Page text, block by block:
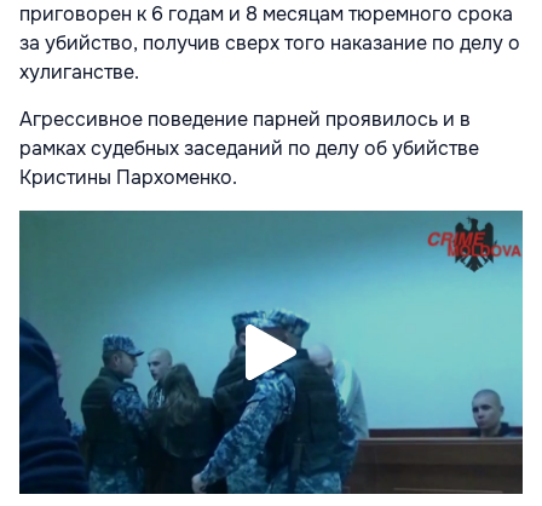
приговорен к 6 годам и 8 месяцам тюремного срока
за убийство, получив сверх того наказание по делу о
хулиганстве.
Агрессивное поведение парней проявилось и в
рамках судебных заседаний по делу об убийстве
Кристины Пархоменко.